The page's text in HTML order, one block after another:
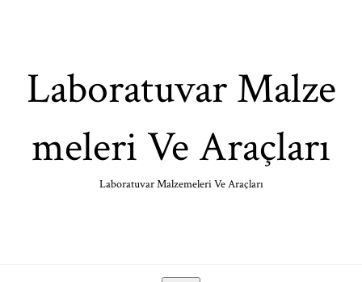
Laboratuvar Malze
meleri Ve Araçları
Laboratuvar Malzemeleri Ve Araçları